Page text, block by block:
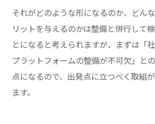
それがどのような形になるのか、どん
リットを与えるのかは整備と併行して
とになると考えられますが、まずは「
プラットフォームの整備が不可欠」と
点になるので、出発点に立つべく取組
ます。